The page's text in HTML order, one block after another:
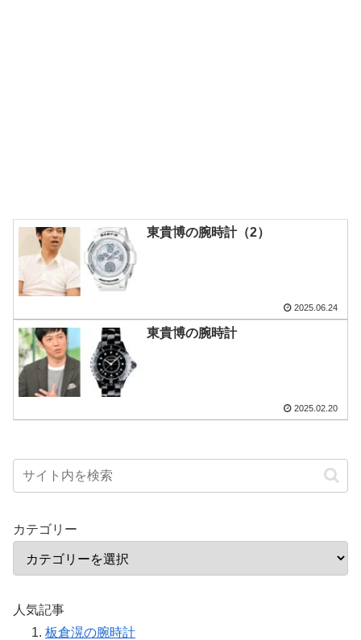
東貴博の腕時計（2）
2025.06.24
東貴博の腕時計
2025.02.20
カテゴリー
人気記事
板倉滉の腕時計